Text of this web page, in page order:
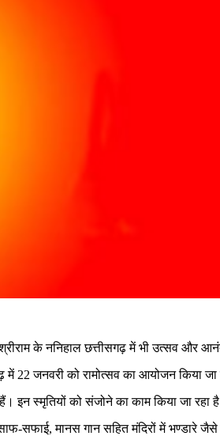
के ननिहाल छत्तीसगढ़ में भी उत्सव और
22 जनवरी को रामोत्सव का आयोजन किया जा
स्मृतियों को संजोने का काम किया जा
सफाई, मानस गान सहित मंदिरों में भण्डारे